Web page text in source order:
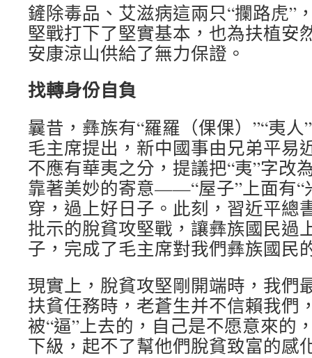
鏟除毒品、艾滋病這兩只“攔路虎”
堅戰打下了堅實基本，也為扶植安
安康涼山供給了無力保證。
找轉身份自負
曩昔，彝族有“羅羅（倮倮）”“夷
毛主席提出，新中國事由兄弟平易
不應有華夷之分，提議把“夷”字改
靠著美妙的寄意——“屋子”上面有“
穿，過上好日子。此刻，習近平總
批示的脫貧攻堅戰，讓彝族國民過
子，完成了毛主席對我們彝族國民
現實上，脫貧攻堅剛開端時，我們
扶貧任務時，老蒼生并不信賴我們
被“逼”上去的，自己是不愿意來的
下級，起不了幫他們脫貧致富的感